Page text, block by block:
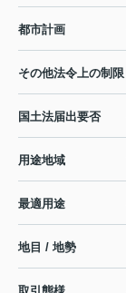
都市計画
その他法令上の制限
国土法届出要否
用途地域
最適用途
地目 / 地勢